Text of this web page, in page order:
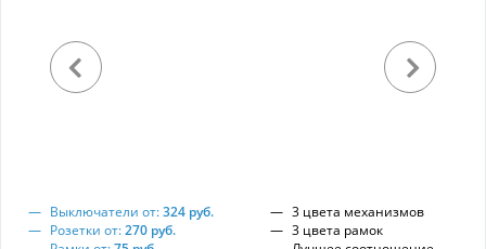
Выключатели от:324 руб.
Розетки от:270 руб.
3 цвета механизмов
3 цвета рамок